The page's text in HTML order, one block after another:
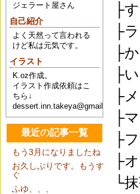
├
├
├
├
├
├
├
├
└
ジェラート屋さん
自己紹介
よく天然って言われる
けど私は元気です。
イラスト
K.oz作成。
イラスト作成依頼はこ
ちら↓
dessert.inn.takeya@gmail.com
最近の記事一覧
もう3月になりましたね
お久しぶりです。もうす
ぐ
ふゆ、、、